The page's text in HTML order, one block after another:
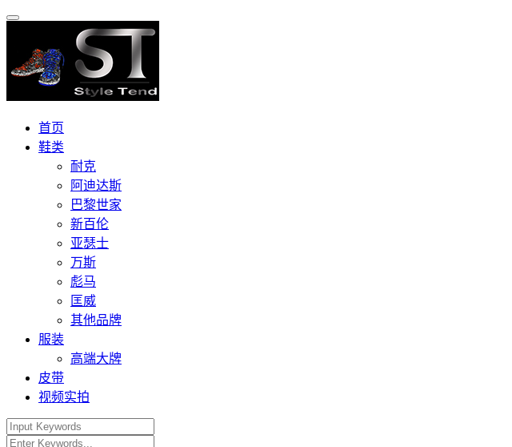
首页
鞋类
耐克
阿迪达斯
巴黎世家
新百伦
亚瑟士
万斯
彪马
匡威
其他品牌
服装
高端大牌
皮带
视频实拍